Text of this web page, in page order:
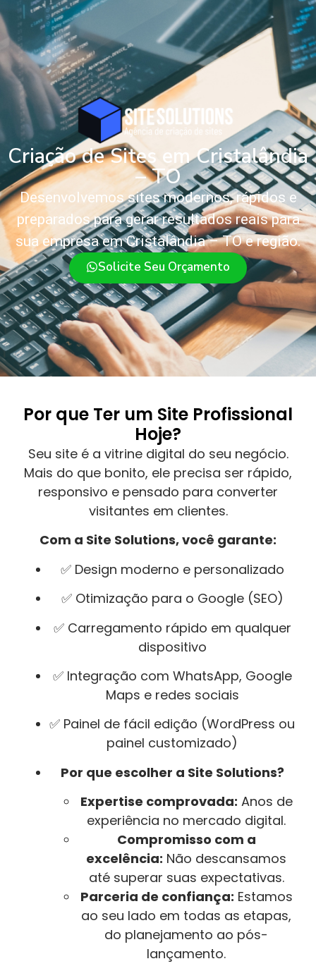
Criação de Sites em Cristalândia
– TO
Desenvolvemos sites modernos, rápidos e
preparados para gerar resultados reais para
sua empresa em Cristalândia – TO e região.
Solicite Seu Orçamento
Por que Ter um Site Profissional
Hoje?
Seu site é a vitrine digital do seu negócio.
Mais do que bonito, ele precisa ser rápido,
responsivo e pensado para converter
visitantes em clientes.
Com a Site Solutions, você garante:
✅ Design moderno e personalizado
✅ Otimização para o Google (SEO)
✅ Carregamento rápido em qualquer
dispositivo
✅ Integração com WhatsApp, Google
Maps e redes sociais
✅ Painel de fácil edição (WordPress ou
painel customizado)
Por que escolher a Site Solutions?
Expertise comprovada: Anos de
experiência no mercado digital.
Compromisso com a
excelência: Não descansamos
até superar suas expectativas.
Parceria de confiança: Estamos
ao seu lado em todas as etapas,
do planejamento ao pós-
lançamento.